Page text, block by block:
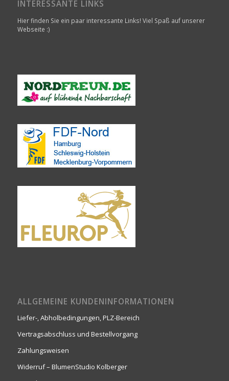
INTERESSANTE LINKS
Hier finden Sie ein paar interessante Links! Viel Spaß auf unserer
Webseite :)
ALLGEMEINE KUNDENINFORMATIONEN
Liefer-, Abholbedingungen, PLZ-Bereich
Vertragsabschluss und Bestellvorgang
Zahlungsweisen
Widerruf – BlumenStudio Kolberger